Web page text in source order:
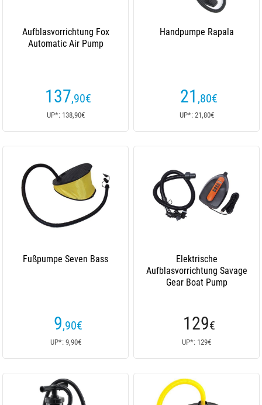
Aufblasvorrichtung Fox
Automatic Air Pump
137,90€
UP*: 138,90€
Handpumpe Rapala
21 ,80€
UP*: 21,80€
Fußpumpe Seven Bass
9,90€
UP*: 9,90€
Elektrische
Aufblasvorrichtung Savage
Gear Boat Pump
129€
UP*: 129€